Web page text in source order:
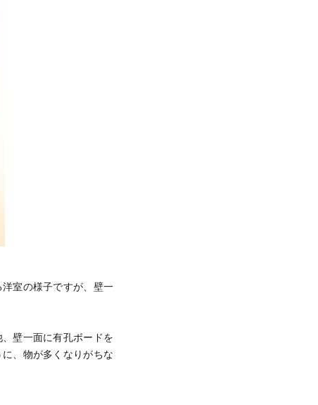
室の様子ですが、壁一
壁一面に有孔ボードを
、物が多くなりがちな